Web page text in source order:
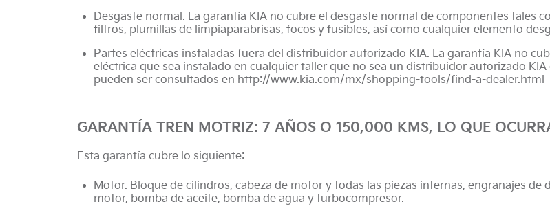
Desgaste normal. La garantía KIA no cubre el desgaste normal de componentes tales
filtros, plumillas de limpiaparabrisas, focos y fusibles, así como cualquier elemento
Partes eléctricas instaladas fuera del distribuidor autorizado KIA. La garantía KIA no
eléctrica que sea instalado en cualquier taller que no sea un distribuidor autorizado
pueden ser consultados en http://www.kia.com/mx/shopping-tools/find-a-dealer.html
GARANTÍA TREN MOTRIZ: 7 AÑOS O 150,000 KMS, LO QUE
Esta garantía cubre lo siguiente:
Motor. Bloque de cilindros, cabeza de motor y todas las piezas internas, engranajes
motor, bomba de aceite, bomba de agua y turbocompresor.